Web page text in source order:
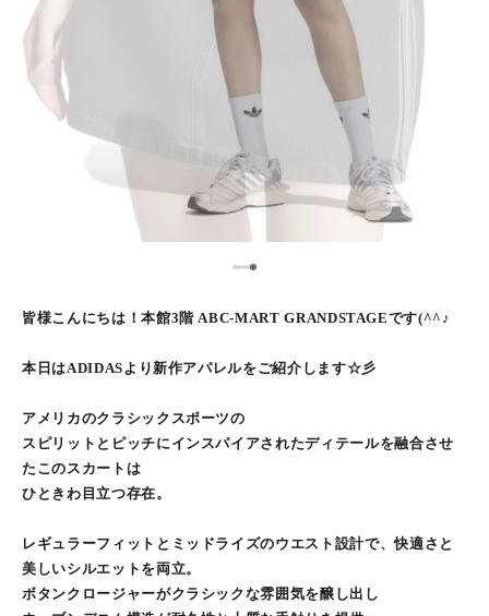
1234
皆様こんにちは！本館3階 ABC-MART GRANDSTAGEです(^^♪
本日はADIDASより新作アパレルをご紹介します☆彡
アメリカのクラシックスポーツの
スピリットとピッチにインスパイアされたディテールを融合させ
たこのスカートは
ひときわ目立つ存在。
レギュラーフィットとミッドライズのウエスト設計で、快適さと
美しいシルエットを両立。
ボタンクロージャーがクラシックな雰囲気を醸し出し